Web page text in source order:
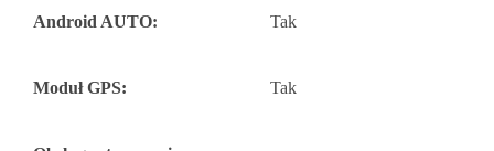
Android AUTO: Tak
Moduł GPS: Tak